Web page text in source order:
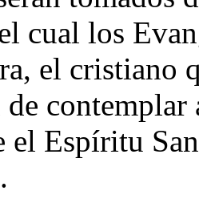
cual los
el cristiano
contemplar
el Espíritu